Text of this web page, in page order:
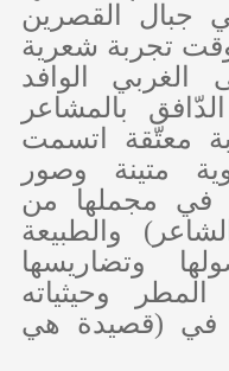
جبال القصرين
تجربة شعرية
الغربي الوافد
بالمشاعر
معتّقة اتسمت
متينة وصور
في مجملها من
والطبيعة
وتضاريسها
وحيثياته
في (قصيدة هي